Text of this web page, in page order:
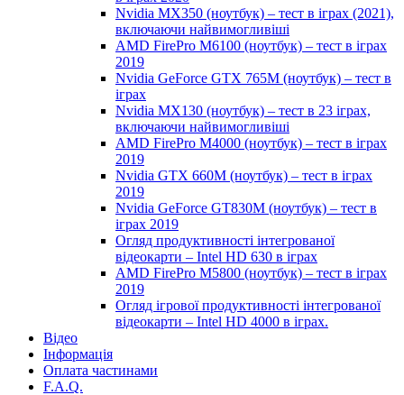
Nvidia MX350 (ноутбук) – тест в іграх (2021),
включаючи найвимогливіші
AMD FirePro M6100 (ноутбук) – тест в іграх
2019
Nvidia GeForce GTX 765M (ноутбук) – тест в
іграх
Nvidia MX130 (ноутбук) – тест в 23 іграх,
включаючи найвимогливіші
AMD FirePro M4000 (ноутбук) – тест в іграх
2019
Nvidia GTX 660M (ноутбук) – тест в іграх
2019
Nvidia GeForce GT830M (ноутбук) – тест в
іграх 2019
Огляд продуктивності інтегрованої
відеокарти – Intel HD 630 в іграх
AMD FirePro M5800 (ноутбук) – тест в іграх
2019
Огляд ігрової продуктивності інтегрованої
відеокарти – Intel HD 4000 в іграх.
Відео
Інформація
Оплата частинами
F.A.Q.